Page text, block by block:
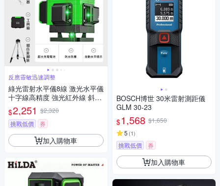
反應靈敏迅速調整
綠光雷射水平儀8線 激光水平儀
十字線高精度 強光紅外線 斜線
防水 攜帶型小型水平儀 綠光 雷
射水平儀
$2,251 $2,320
挑戰低價
券
加入購物車
BOSCH博世 30米雷射測距儀
GLM 30-23
$1,568 $1,650
5 (1)
挑戰低價 券
加入購物車